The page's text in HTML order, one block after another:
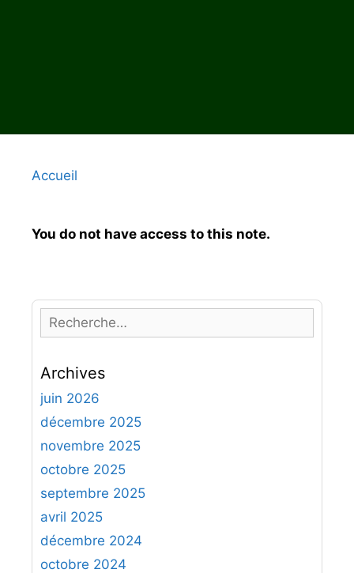
Accueil
You do not have access to this note.
e
h
e
r
h
e
r
:
Archives
juin 2026
décembre 2025
novembre 2025
octobre 2025
septembre 2025
avril 2025
décembre 2024
octobre 2024